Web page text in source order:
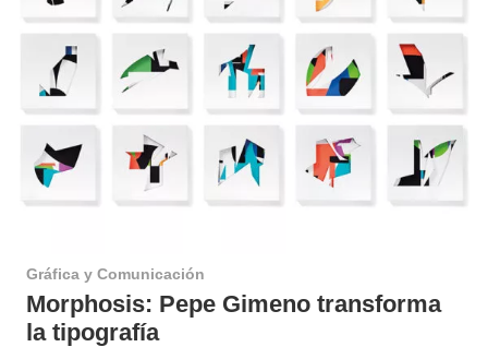
Gráfica y Comunicación
Morphosis: Pepe Gimeno transforma
la tipografía